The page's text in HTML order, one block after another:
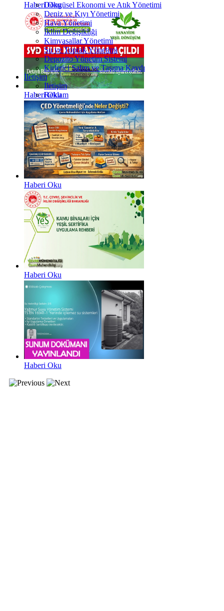
Haberi Oku
Haberi Oku
Haberi Oku
Haberi Oku
Haberi Oku
Döngüsel Ekonomi ve Atık Yönetimi
Deniz ve Kıyı Yönetimi
Hava Yönetimi
İklim Değişikliği
Kimyasallar Yönetimi
Su ve Toprak Yönetimi
Depozito Yönetim Sistemi
Kirletici Salım ve Taşıma Kaydı
İletişim
İletişim
Reklam